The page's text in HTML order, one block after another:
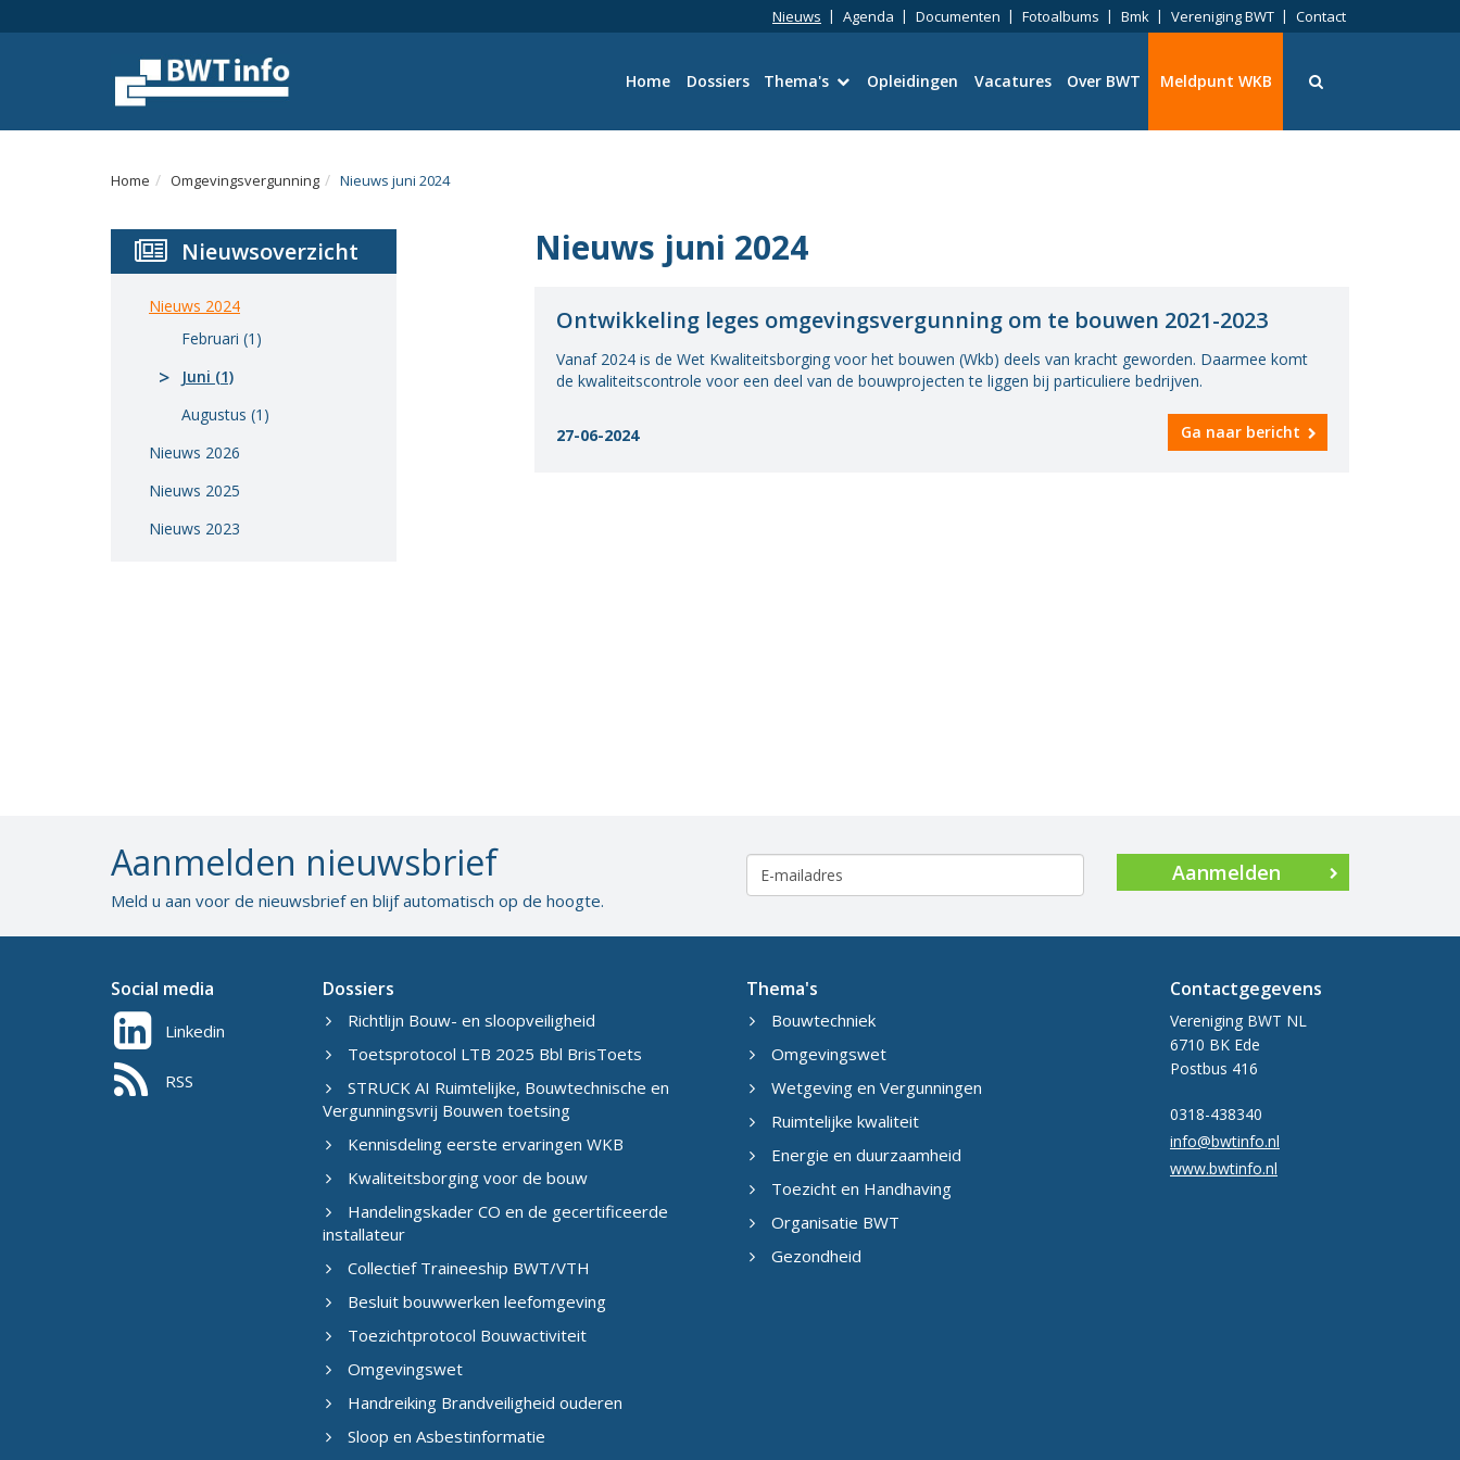
Nieuws Agenda Documenten Fotoalbums Bmk Vereniging BWT Contact
Home Dossiers Thema's
Ruimtelijke kwaliteit
Energie en duurzaamheid
Opleidingen Vacatures Over BWT Meldpunt WKB
Menu
Home Omgevingsvergunning Nieuws juni 2024
Nieuwsoverzicht
Nieuws 2024
Februari (1)
Juni (1)
Augustus (1)
Nieuws 2026
Nieuws 2025
Nieuws 2023
Nieuws juni 2024
Ontwikkeling leges omgevingsvergunning om te bouwen 2021-2023
Vanaf 2024 is de Wet Kwaliteitsborging voor het bouwen (Wkb) deels van kracht geworden. Daarmee komt
de kwaliteitscontrole voor een deel van de bouwprojecten te liggen bij particuliere bedrijven.
27-06-2024 Ga naar bericht
Aanmelden nieuwsbrief
Meld u aan voor de nieuwsbrief en blijf automatisch op de hoogte.
Aanmelden
Social media
Linkedin
RSS
Dossiers
Richtlijn Bouw- en sloopveiligheid
Toetsprotocol LTB 2025 Bbl BrisToets
STRUCK AI Ruimtelijke, Bouwtechnische en
Vergunningsvrij Bouwen toetsing
Kennisdeling eerste ervaringen WKB
Kwaliteitsborging voor de bouw
Handelingskader CO en de gecertificeerde
installateur
Collectief Traineeship BWT/VTH
Besluit bouwwerken leefomgeving
Toezichtprotocol Bouwactiviteit
Omgevingswet
Handreiking Brandveiligheid ouderen
Sloop en Asbestinformatie
Thema's
Bouwtechniek
Omgevingswet
Wetgeving en Vergunningen
Ruimtelijke kwaliteit
Energie en duurzaamheid
Toezicht en Handhaving
Organisatie BWT
Gezondheid
Contactgegevens
Vereniging BWT NL
6710 BK Ede
Postbus 416
0318-438340
info@bwtinfo.nl
www.bwtinfo.nl